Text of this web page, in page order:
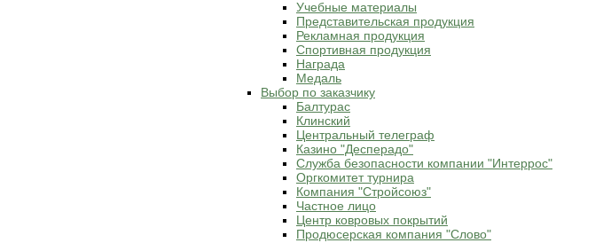
Учебные материалы
Представительская продукция
Рекламная продукция
Спортивная продукция
Награда
Медаль
Выбор по заказчику
Балтурас
Клинский
Центральный телеграф
Казино "Десперадо"
Служба безопасности компании "Интеррос"
Оргкомитет турнира
Компания "Стройсоюз"
Частное лицо
Центр ковровых покрытий
Продюсерская компания "Слово"